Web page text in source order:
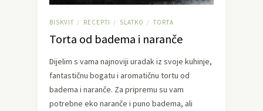
BISKVIT / RECEPTI / SLATKO / TORTA
Torta od badema i naranče
Dijelim s vama najnoviji uradak iz svoje kuhinje,
fantastičnu bogatu i aromatičnu tortu od
badema i naranče. Za pripremu su vam
potrebne eko naranče i puno badema, ali